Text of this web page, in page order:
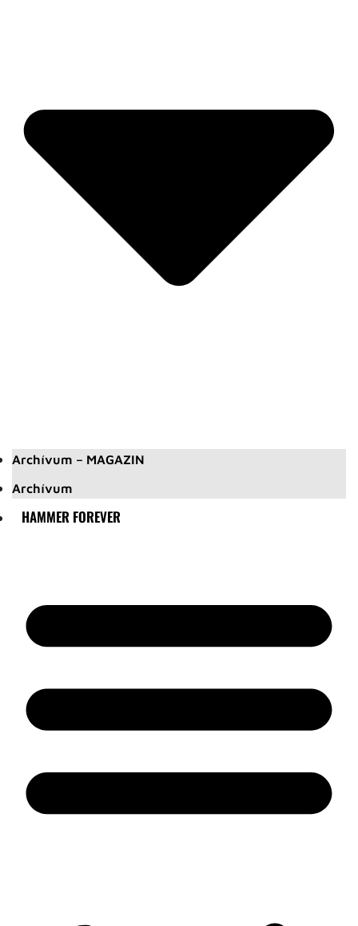
Archívum – MAGAZIN
Archívum
HAMMER FOREVER